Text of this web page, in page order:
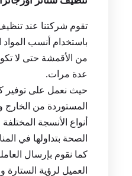
تقوم شركتنا عند تنظيف
باستخدام أنسب المواد
من الأقمشة حتى لا
عدة مرات.
حيث نعمل على توفير
المستوردة من
أنواع الأنسجة
الصحة بتداولها في
كما نقوم بإرسال
العميل لرؤية الستارة